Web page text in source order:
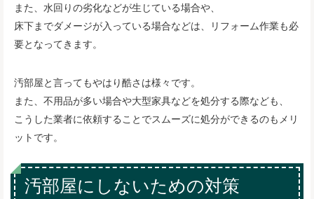
また、水回りの劣化などが生じている場合や、
床下までダメージが入っている場合などは、リフォーム作業も必
要となってきます。
汚部屋と言ってもやはり酷さは様々です。
また、不用品が多い場合や大型家具などを処分する際なども、
こうした業者に依頼することでスムーズに処分ができるのもメリ
ットです。
汚部屋にしないための対策